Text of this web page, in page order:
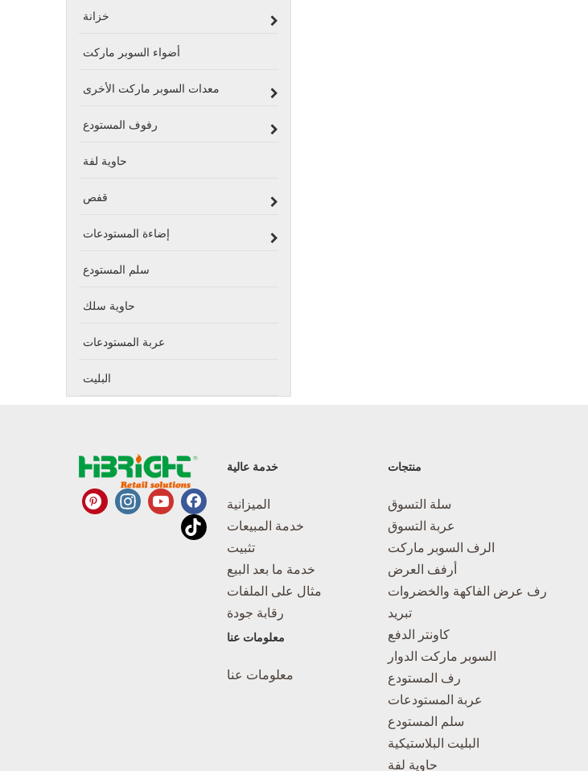
خزانة
أضواء السوبر ماركت
معدات السوبر ماركت الأخرى
رفوف المستودع
حاوية لفة
قفص
إضاءة المستودعات
سلم المستودع
حاوية سلك
عربة المستودعات
البليت
خدمة عالية
الميزانية
خدمة المبيعات
تثبيت
خدمة ما بعد البيع
مثال على الملفات
رقابة جودة
معلومات عنا
معلومات عنا
منتجات
سلة التسوق
عربة التسوق
الرف السوبر ماركت
أرفف العرض
رف عرض الفاكهة والخضروات
تبريد
كاونتر الدفع
السوبر ماركت الدوار
رف المستودع
عربة المستودعات
سلم المستودع
البليت البلاستيكية
حاوية لفة